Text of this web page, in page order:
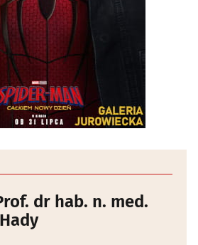
dr hab. n. med.